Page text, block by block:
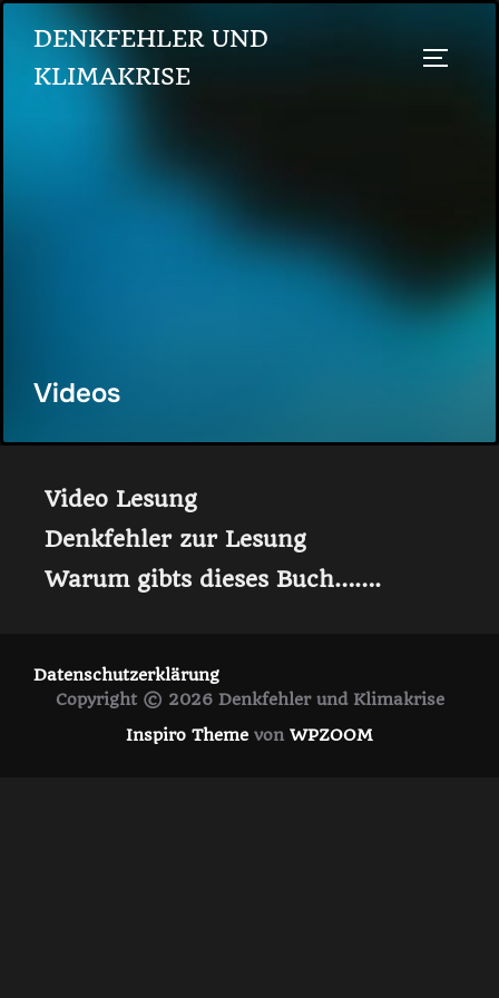
DENKFEHLER UND
KLIMAKRISE
Videos
Video Lesung
Denkfehler zur Lesung
Warum gibts dieses Buch…….
Datenschutzerklärung
Copyright © 2026 Denkfehler und Klimakrise
Inspiro Theme von WPZOOM